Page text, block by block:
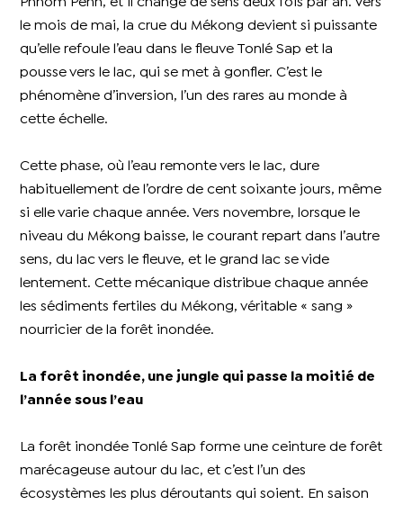
Phnom Penh, et il change de sens deux fois par an. Vers
le mois de mai, la crue du Mékong devient si puissante
qu’elle refoule l’eau dans le fleuve Tonlé Sap et la
pousse vers le lac, qui se met à gonfler. C’est le
phénomène d’inversion, l’un des rares au monde à
cette échelle.
Cette phase, où l’eau remonte vers le lac, dure
habituellement de l’ordre de cent soixante jours, même
si elle varie chaque année. Vers novembre, lorsque le
niveau du Mékong baisse, le courant repart dans l’autre
sens, du lac vers le fleuve, et le grand lac se vide
lentement. Cette mécanique distribue chaque année
les sédiments fertiles du Mékong, véritable « sang »
nourricier de la forêt inondée.
La forêt inondée, une jungle qui passe la moitié de
l’année sous l’eau
La forêt inondée Tonlé Sap forme une ceinture de forêt
marécageuse autour du lac, et c’est l’un des
écosystèmes les plus déroutants qui soient. En saison